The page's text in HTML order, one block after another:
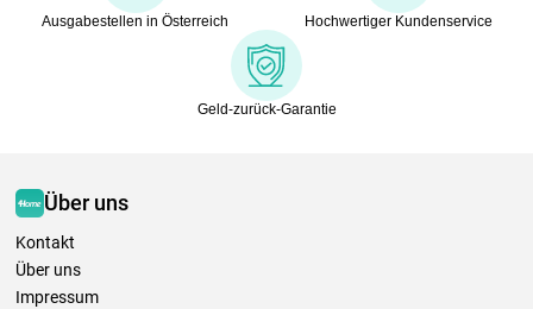
Ausgabestellen in Österreich Hochwertiger Kundenservice
Geld-zurück-Garantie
Über uns
Kontakt
Über uns
Impressum